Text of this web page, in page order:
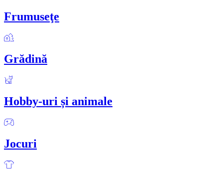
Frumuseţe
Grădină
Hobby-uri și animale
Jocuri